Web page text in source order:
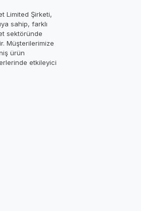
Limited Şirketi,
sahip, farklı
sektöründe
Müşterilerimize
ürün
etkileyici